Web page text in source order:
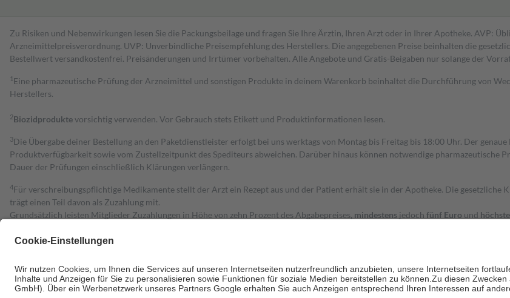
Zu Risiken und Nebenwirkungen lesen Sie die Packungsbeilage und fragen Sie Ihre Ärztin, Ihren Arzt oder in Ihrer Apotheke. AVP:
Arzneimittelpreisverordnung. UVP: Unverbindliche Preisempfehlung des Herstellers. Die angegebenen Preise beinhalten die
Bestell­wert versand­kosten­frei. Preisänderungen und Irrtümer vorbehalten. Alle Angebote und Gratis-Beigaben nur solange der
1 Eine pharmazeutische Prüfung der Arzneimittel und sonstigen Produkte in deinem Warenkorb beinhaltet die Durchführung von
Herstellers.
2Biozidproduktevorsichtig verwenden. Vor Gebrauch stets Etikett und Produktinformationen lesen.
3Die Übergabe deiner Bestellung an den Paketdienstleister erfolgt bei uns werktags von Montag bis Freitag bis 18:00 Uhr. Der
Produktverfügbarkeit sowie vom Zustellzeitpunkt des Spediteurs abweichen. Darüber hinaus können notwendige pharmazeutische
Dauer der Prüfungen einschließlich Klärungen verlängern.
4Für verschreibungspflichtige Medikamente stellt der Arzt ein Rezept aus und der Patient erhält sie in der Apotheke. Die
trägt einen Teil davon als Zuzahlung mit.
Grundsätzlich leisten Mitglieder Zuzahlungen in Höhe von zehn Prozent des Abgabepreises, mindestens jedoch fünf Euro und
Diese Regeln gelten grundsätzlich auch für Online-Apotheken.
Um das Engagement der Versicherten für ihre eigene Gesundheit zu stärken und die besondere Stellung der Familie zu unterstützen,
• Kindern und Jugendlichen bis zum vollendeten 18. Lebensjahr mit Ausnahme der Fahrkosten
• Untersuchungen zur Vorsorge und Früherkennung, die von der GKV getragen werden